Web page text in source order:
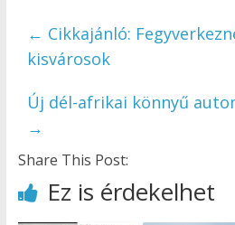
← Cikkajánló:
kisvárosok
Új dél-afrikai könnyű
→
Share This Post:
Ez is érdekelhet